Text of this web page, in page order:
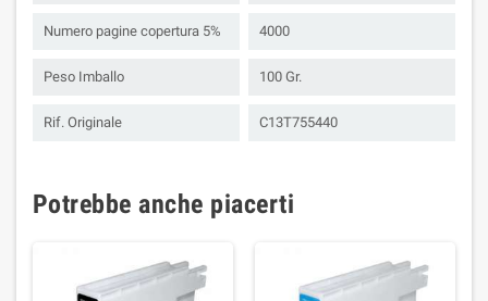
Numero pagine copertura 5% 4000
Peso Imballo 100 Gr.
Rif. Originale C13T755440
Potrebbe anche piacerti